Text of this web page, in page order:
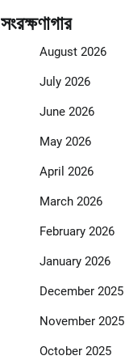
সংরক্ষণাগার
August 2026
July 2026
June 2026
May 2026
April 2026
March 2026
February 2026
January 2026
December 2025
November 2025
October 2025